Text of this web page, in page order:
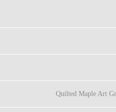
Quilted Maple Art